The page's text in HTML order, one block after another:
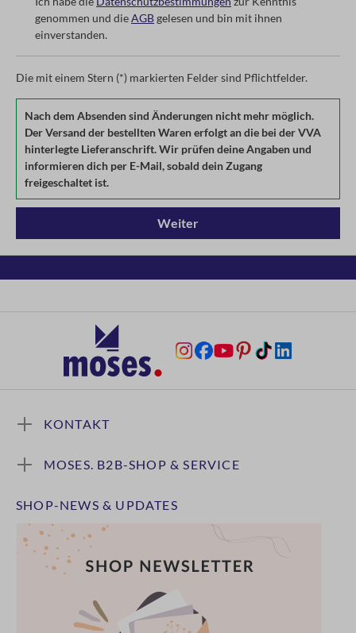
genommen und dieAGBgelesen und bin mit ihnen
einverstanden.
Die mit einem Stern (*) markierten Felder sind Pflichtfelder.
Nach dem Absenden sind Änderungen nicht mehr möglich.
Der Versand der bestellten Waren erfolgt an die bei der VVA
hinterlegte Lieferanschrift. Wir prüfen deine Angaben und
informieren dich per E-Mail, sobald dein Zugang
freigeschaltet ist.
Weiter
MOSES. B2B-SHOP & SERVICE
SHOP-NEWS & UPDATES
KONTAKT